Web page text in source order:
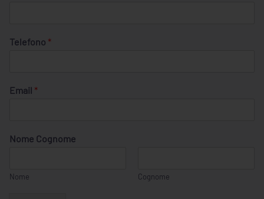
Telefono *
Email *
Nome Cognome
Nome Cognome